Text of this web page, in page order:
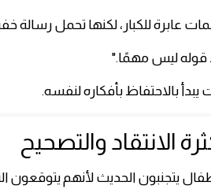
عابرة للكبار، لكنها تحمل رسالة
قوله ليس مهمًا."
بالاحتفاظ بأفكاره لنفسه.
يتجنبون الحديث لأنهم يتوقعون